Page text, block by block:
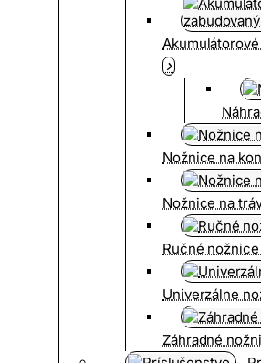
Nožnice na
Nožnice na
Ručné
Univerzálne
Záhradné